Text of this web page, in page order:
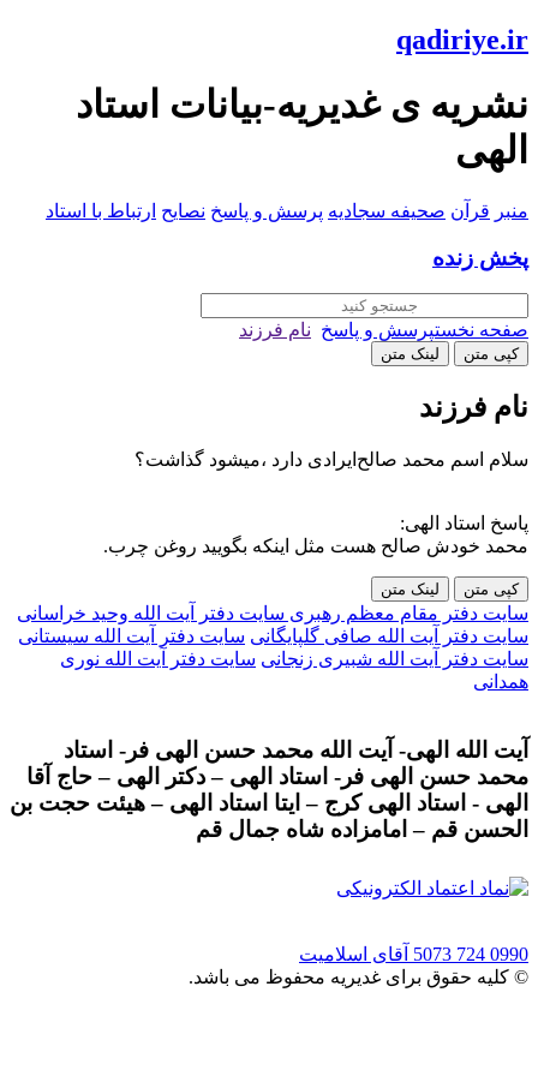
qadiriye.ir
نشریه ی غدیریه-بیانات استاد
الهی
منبر قرآن صحیفه سجادیه پرسش و پاسخ نصایح ارتباط با استاد
پخش زنده
صفحه نخستپرسش و پاسخ نام فرزند
کپی متن لینک متن
نام فرزند
سلام اسم محمد صالح‌ایرادی دارد ،میشود گذاشت؟
پاسخ استاد الهی:
محمد خودش صالح هست مثل اینکه بگویید روغن چرب.
کپی متن لینک متن
سایت دفتر مقام معظم رهبری سایت دفتر آیت الله وحید خراسانی
سایت دفتر آیت الله صافی گلپایگانی سایت دفتر آیت الله سیستانی
سایت دفتر آیت الله شبیری زنجانی سایت دفتر آیت الله نوری
همدانی
آیت الله الهی- آیت الله محمد حسن الهی فر- استاد
محمد حسن الهی فر- استاد الهی – دکتر الهی – حاج آقا
الهی - استاد الهی کرج – ایتا استاد الهی – هیئت حجت بن
الحسن قم – امامزاده شاه جمال قم
0990 724 5073
آقای اسلامیت
© کلیه حقوق برای غدیریه محفوظ می باشد.